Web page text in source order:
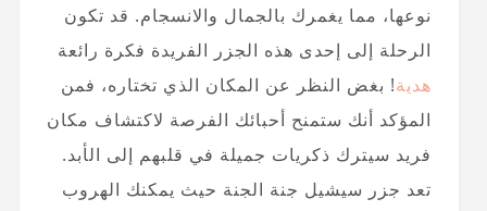
نوعها، مما يغمرك بالجمال والانسجام. قد تكون
الرحلة إلى إحدى هذه الجزر الفريدة فكرة رائعة
هدية! بغض النظر عن المكان الذي تختاره، فمن
المؤكد أنك ستمنح أحبائك الفرصة لاكتشاف مكان
فريد سيترك ذكريات جميلة في قلبهم إلى الأبد.
تعد جزر سيشيل جنة الجنة حيث يمكنك الهروب